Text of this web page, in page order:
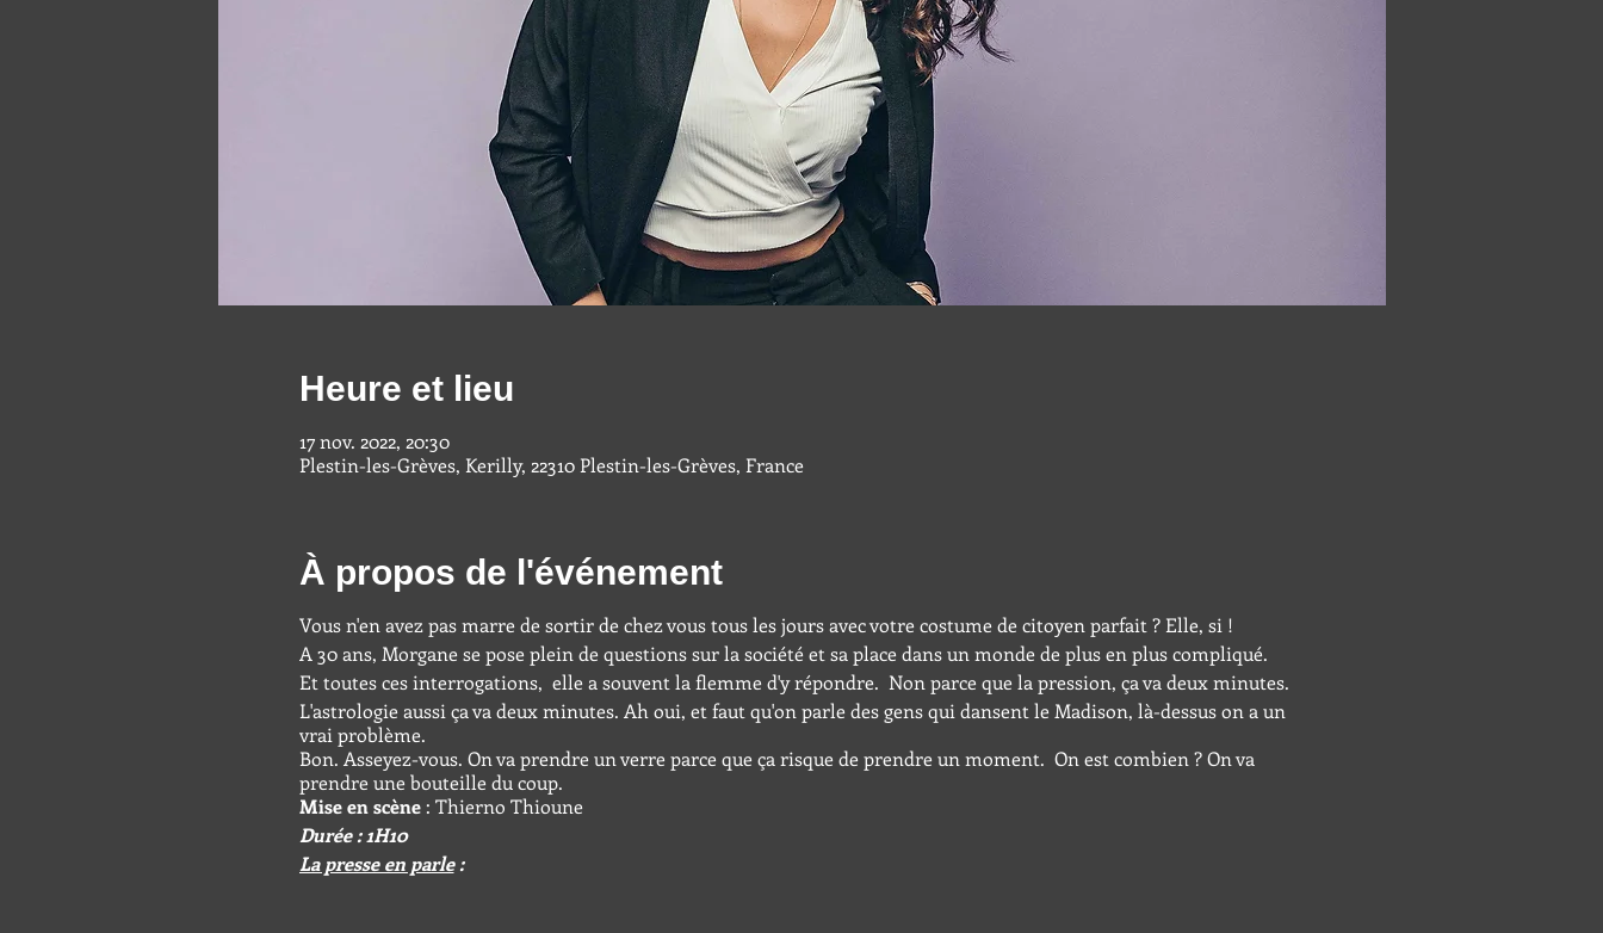
Heure et lieu
17 nov. 2022, 20:30
Plestin-les-Grèves, Kerilly, 22310 Plestin-les-Grèves, France
À propos de l'événement
Vous n'en avez pas marre de sortir de chez vous tous les jours avec votre costume de citoyen parfait ? Elle, si !
A 30 ans, Morgane se pose plein de questions sur la société et sa place dans un monde de plus en plus compliqué.
Et toutes ces interrogations, elle a souvent la flemme d'y répondre. Non parce que la pression, ça va deux minutes.
L'astrologie aussi ça va deux minutes. Ah oui, et faut qu'on parle des gens qui dansent le Madison, là-dessus on a un
vrai problème.
Bon. Asseyez-vous. On va prendre un verre parce que ça risque de prendre un moment. On est combien ? On va
prendre une bouteille du coup.
Mise en scène: Thierno Thioune
Durée : 1H10
La presse en parle: